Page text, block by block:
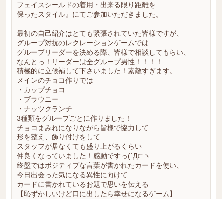
フェイスシールドの着用・出来る限り距離を
保ったスタイル』にてご参加いただきました。
最初の自己紹介はとても緊張されていた皆様ですが、
グループ対抗のレクレーションゲームでは
グループリーダーを決める際、皆様で相談してもらい、
なんとっ！リーダーは全グループ男性！！！！
積極的に立候補して下さいました！素敵すぎます。
メインのチョコ作りでは
・カップチョコ
・ブラウニー
・ナッツクランチ
3種類をグループごとに作りました！
チョコまみれになりながら皆様で協力して
形を整え、飾り付けをして
スタッフが居なくても盛り上がるくらい
仲良くなっていました！感動ですっ(´Д⊂ヽ
終盤ではポジティブな言葉が書かれたカードを使い、
今日出会った気になる異性に向けて
カードに書かれているお題で思いを伝える
【恥ずかしいけど口に出したら幸せになるゲーム】